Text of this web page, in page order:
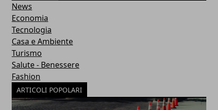
News
Economia
Tecnologia
Casa e Ambiente
Turismo
Salute - Benessere
Fashion
ARTICOLI POPOLARI